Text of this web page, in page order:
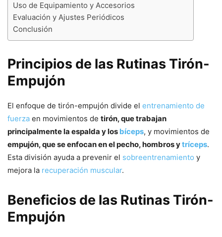
Uso de Equipamiento y Accesorios
Evaluación y Ajustes Periódicos
Conclusión
Principios de las Rutinas Tirón-
Empujón
El enfoque de tirón-empujón divide el entrenamiento de
fuerza en movimientos de tirón, que trabajan
principalmente la espalda y los bíceps, y movimientos de
empujón, que se enfocan en el pecho, hombros ytríceps.
Esta división ayuda a prevenir el sobreentrenamiento y
mejora la recuperación muscular.
Beneficios de las Rutinas Tirón-
Empujón